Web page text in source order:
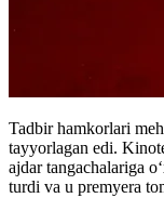
Tadbir hamkorlari
tayyorlagan edi.
ajdar tangachalariga
turdi va u premyera